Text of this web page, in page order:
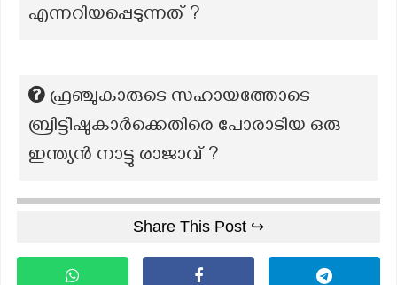
എന്നറിയപ്പെടുന്നത് ?
ഫ്രഞ്ചുകാരുടെ സഹായത്തോടെ
ബ്രിട്ടീഷുകാർക്കെതിരെ പോരാടിയ ഒരു
ഇന്ത്യൻ നാട്ടു രാജാവ് ?
Share This Post ↪